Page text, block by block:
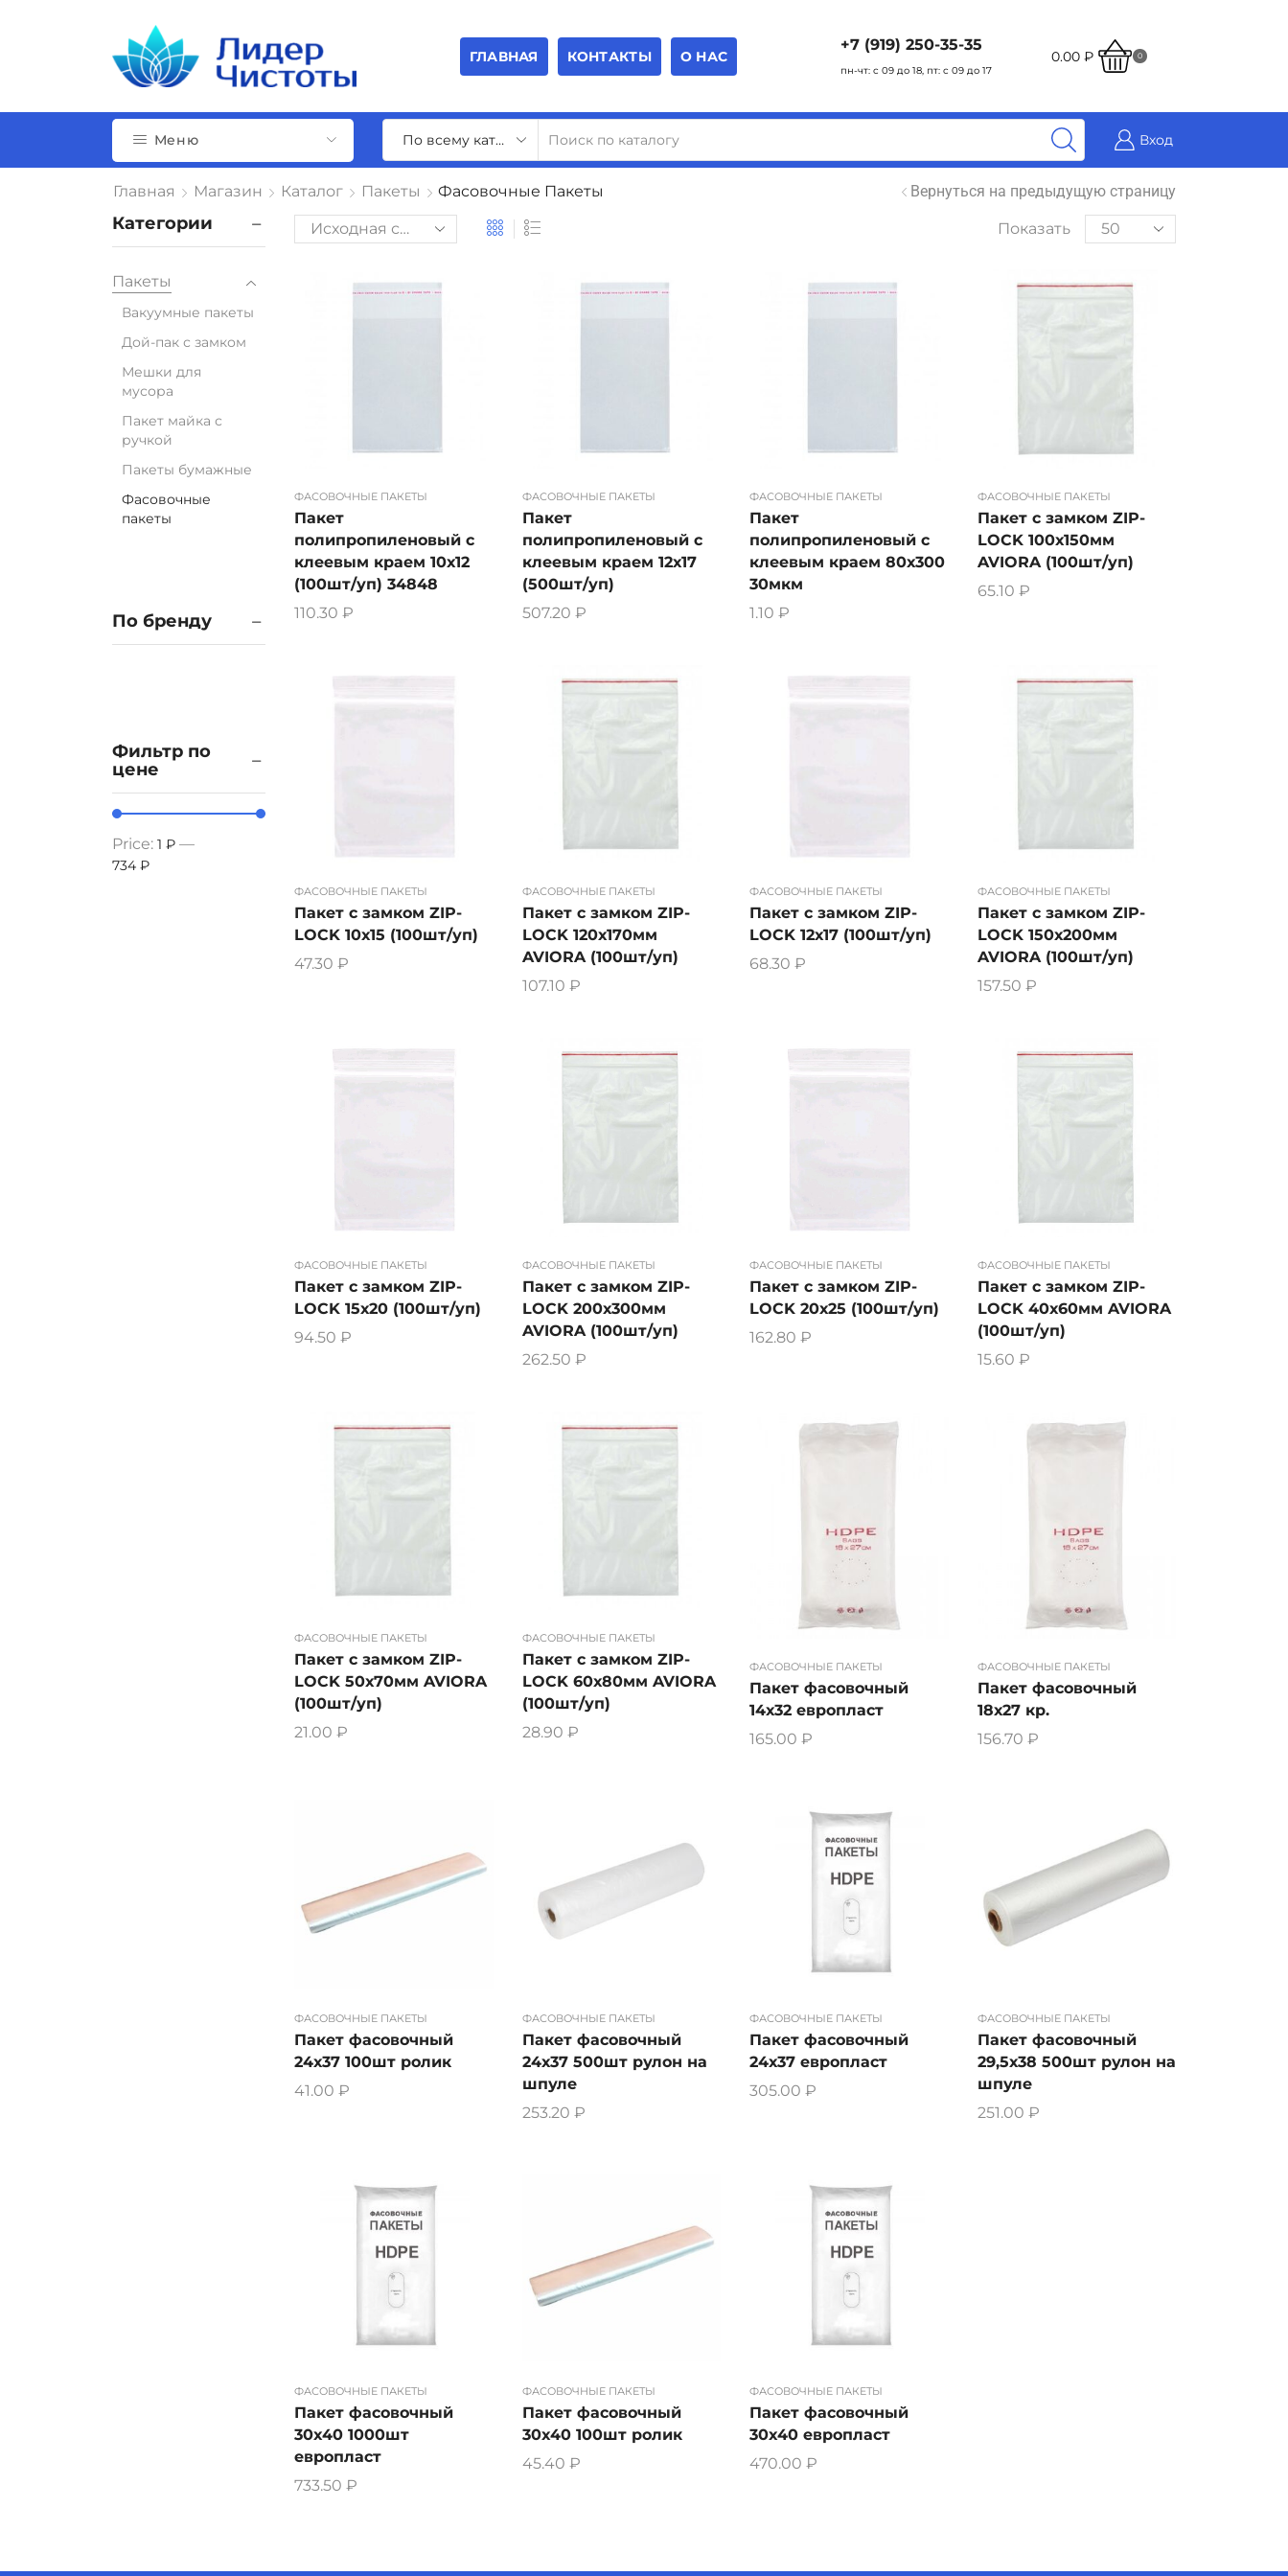
ГЛАВНАЯ КОНТАКТЫ О НАС
+7 (919) 250-35-35
пн-чт: с 09 до 18, пт: с 09 до 17
0.00 ₽ 0
Меню Вход
Главная Магазин Каталог Пакеты Фасовочные Пакеты Вернуться на предыдущую страницу
Показать
ФАСОВОЧНЫЕ ПАКЕТЫ
Пакет
полипропиленовый с
клеевым краем 10х12
(100шт/уп) 34848
110.30 ₽
ФАСОВОЧНЫЕ ПАКЕТЫ
Пакет
полипропиленовый с
клеевым краем 12х17
(500шт/уп)
507.20 ₽
ФАСОВОЧНЫЕ ПАКЕТЫ
Пакет
полипропиленовый с
клеевым краем 80х300
30мкм
1.10 ₽
ФАСОВОЧНЫЕ ПАКЕТЫ
Пакет с замком ZIP-
LOCK 100х150мм
AVIORA (100шт/уп)
65.10 ₽
ФАСОВОЧНЫЕ ПАКЕТЫ
Пакет с замком ZIP-
LOCK 10х15 (100шт/уп)
47.30 ₽
ФАСОВОЧНЫЕ ПАКЕТЫ
Пакет с замком ZIP-
LOCK 120х170мм
AVIORA (100шт/уп)
107.10 ₽
ФАСОВОЧНЫЕ ПАКЕТЫ
Пакет с замком ZIP-
LOCK 12х17 (100шт/уп)
68.30 ₽
ФАСОВОЧНЫЕ ПАКЕТЫ
Пакет с замком ZIP-
LOCK 150х200мм
AVIORA (100шт/уп)
157.50 ₽
ФАСОВОЧНЫЕ ПАКЕТЫ
Пакет с замком ZIP-
LOCK 15х20 (100шт/уп)
94.50 ₽
ФАСОВОЧНЫЕ ПАКЕТЫ
Пакет с замком ZIP-
LOCK 200х300мм
AVIORA (100шт/уп)
262.50 ₽
ФАСОВОЧНЫЕ ПАКЕТЫ
Пакет с замком ZIP-
LOCK 20х25 (100шт/уп)
162.80 ₽
ФАСОВОЧНЫЕ ПАКЕТЫ
Пакет с замком ZIP-
LOCK 40х60мм AVIORA
(100шт/уп)
15.60 ₽
ФАСОВОЧНЫЕ ПАКЕТЫ
Пакет с замком ZIP-
LOCK 50х70мм AVIORA
(100шт/уп)
21.00 ₽
ФАСОВОЧНЫЕ ПАКЕТЫ
Пакет с замком ZIP-
LOCK 60х80мм AVIORA
(100шт/уп)
28.90 ₽
ФАСОВОЧНЫЕ ПАКЕТЫ
Пакет фасовочный
14х32 европласт
165.00 ₽
ФАСОВОЧНЫЕ ПАКЕТЫ
Пакет фасовочный
18х27 кр.
156.70 ₽
ФАСОВОЧНЫЕ ПАКЕТЫ
Пакет фасовочный
24х37 100шт ролик
41.00 ₽
ФАСОВОЧНЫЕ ПАКЕТЫ
Пакет фасовочный
24х37 500шт рулон на
шпуле
253.20 ₽
ФАСОВОЧНЫЕ ПАКЕТЫ
Пакет фасовочный
24х37 европласт
305.00 ₽
ФАСОВОЧНЫЕ ПАКЕТЫ
Пакет фасовочный
29,5х38 500шт рулон на
шпуле
251.00 ₽
ФАСОВОЧНЫЕ ПАКЕТЫ
Пакет фасовочный
30х40 1000шт
европласт
733.50 ₽
ФАСОВОЧНЫЕ ПАКЕТЫ
Пакет фасовочный
30х40 100шт ролик
45.40 ₽
ФАСОВОЧНЫЕ ПАКЕТЫ
Пакет фасовочный
30х40 европласт
470.00 ₽
Категории
Пакеты
Вакуумные пакеты
Дой-пак с замком
Мешки для
мусора
Пакет майка с
ручкой
Пакеты бумажные
Фасовочные
пакеты
По бренду
Фильтр по
цене
Price: 1 ₽ —
734 ₽